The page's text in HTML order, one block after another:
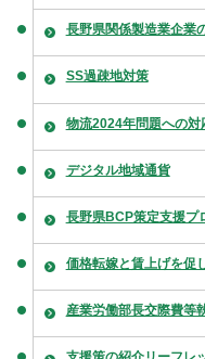
長野県関係製造業企業
SS過疎地対策
物流2024年問題への対
デジタル地域通貨
長野県BCP策定支援プ
価格転嫁と賃上げを促
産業労働部長交際費等